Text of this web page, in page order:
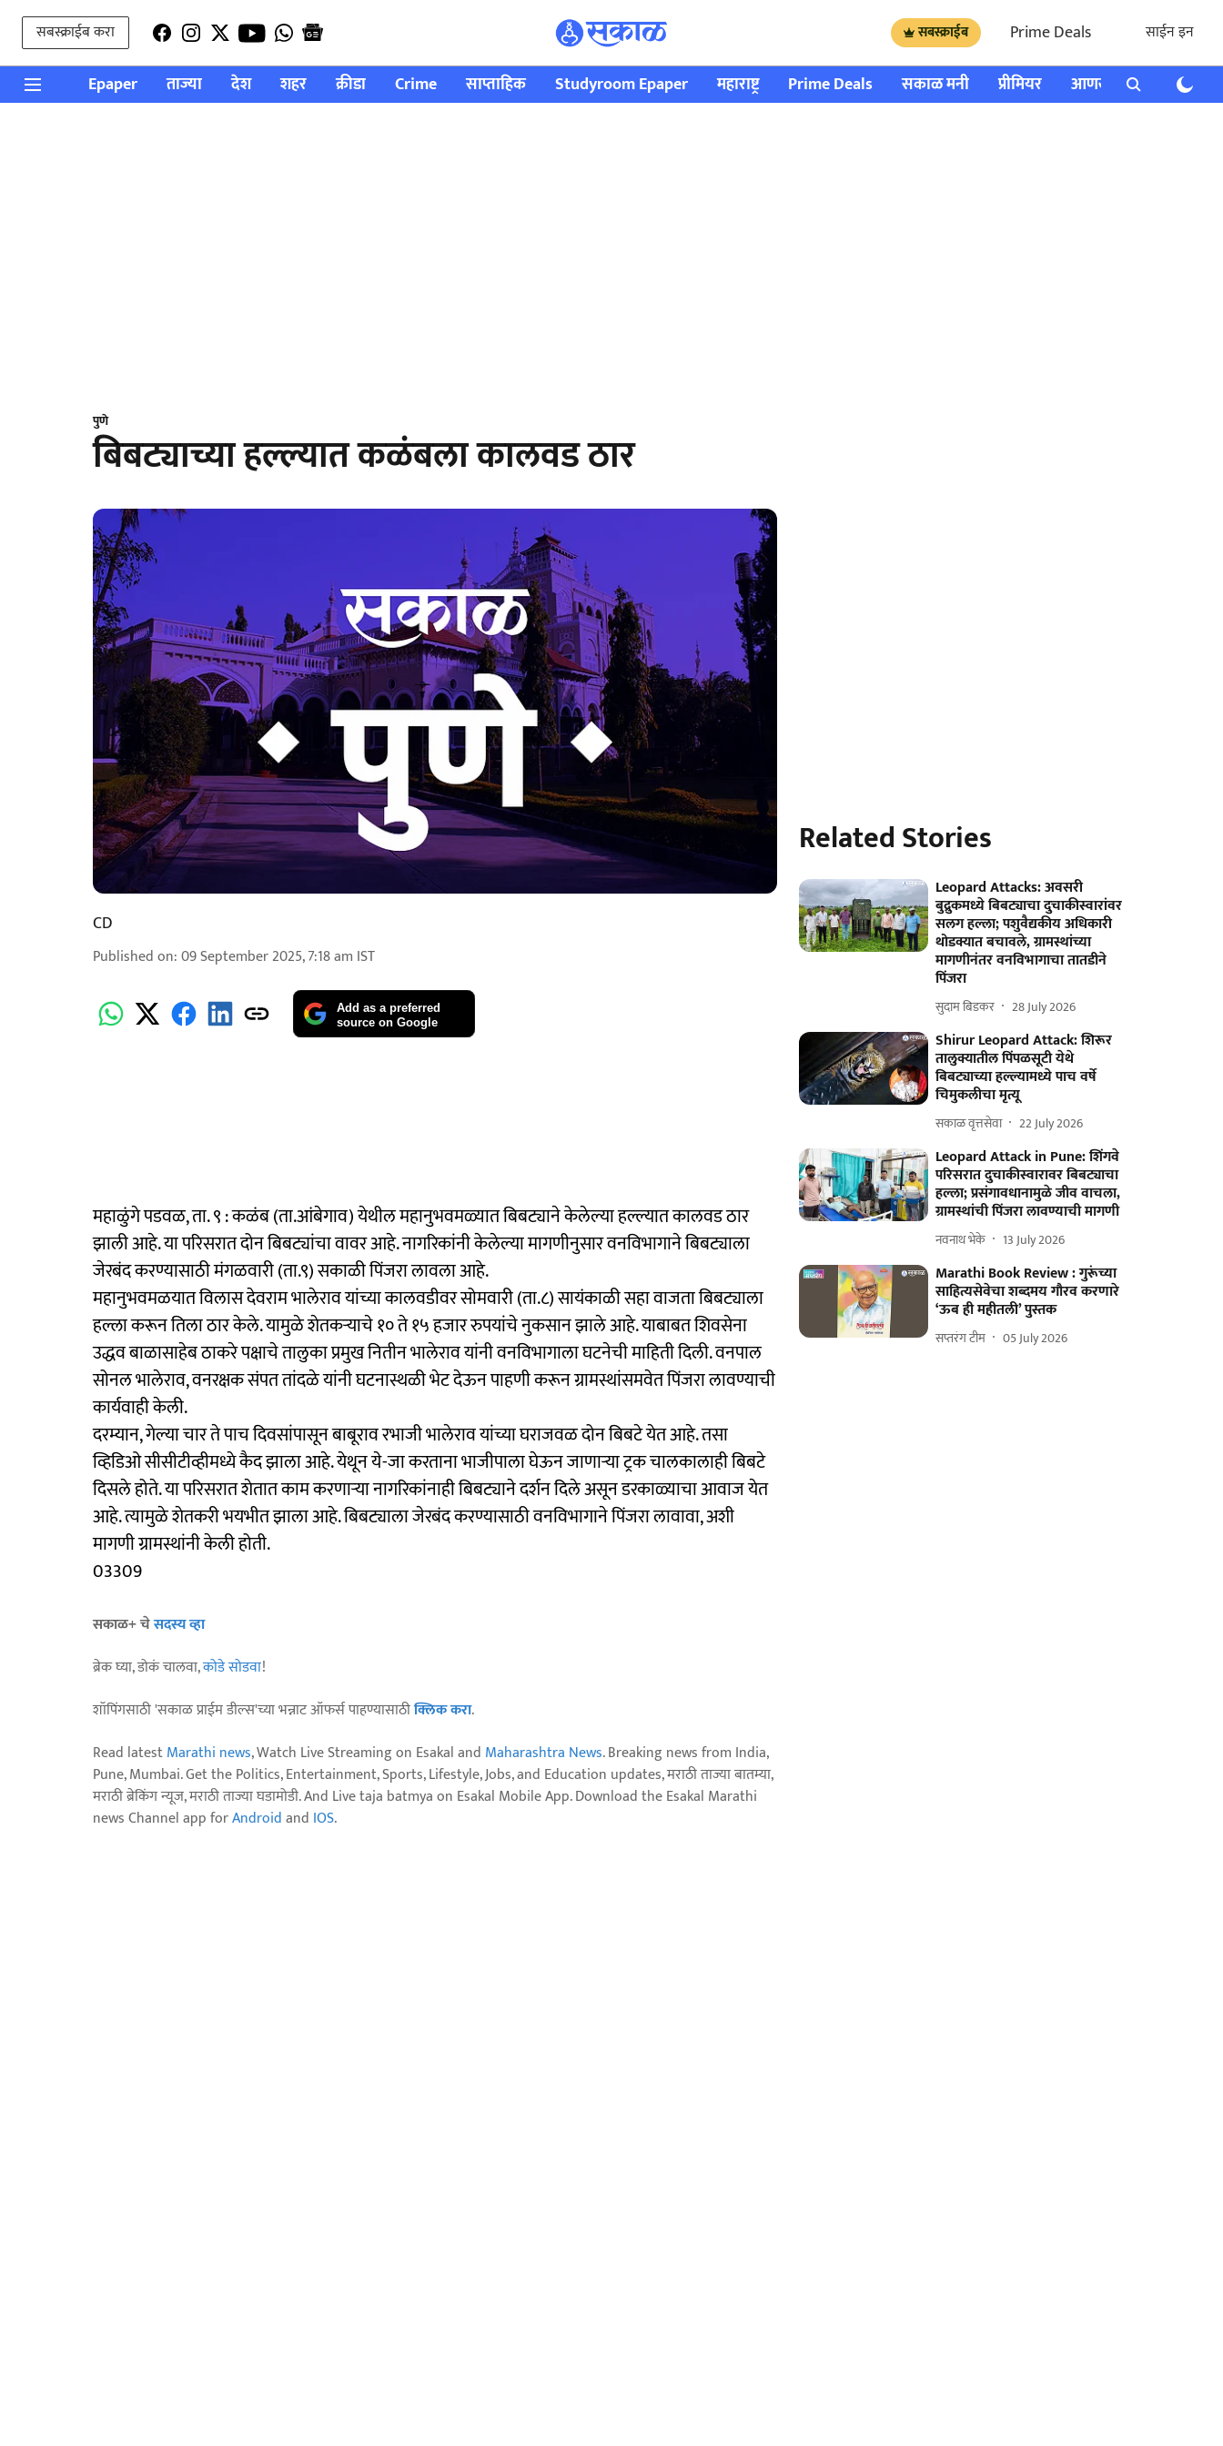
सबस्क्राईब करा सबस्क्राईब Prime Deals साईन इन
Epaper ताज्या देश शहर क्रीडा Crime साप्ताहिक Studyroom Epaper महाराष्ट्र Prime Deals सकाळ मनी प्रीमियर आणखी राशी भविष्य
पुणे
बिबट्याच्या हल्ल्यात कळंबला कालवड ठार
CD
Published on:09 September 2025, 7:18 am IST
Add as a preferred
source on Google
महाळुंगे पडवळ, ता. ९ : कळंब (ता.आंबेगाव) येथील महानुभवमळ्यात बिबट्याने केलेल्या हल्ल्यात कालवड ठार
झाली आहे. या परिसरात दोन बिबट्यांचा वावर आहे. नागरिकांनी केलेल्या मागणीनुसार वनविभागाने बिबट्याला
जेरबंद करण्यासाठी मंगळवारी (ता.९) सकाळी पिंजरा लावला आहे.
महानुभवमळयात विलास देवराम भालेराव यांच्या कालवडीवर सोमवारी (ता.८) सायंकाळी सहा वाजता बिबट्याला
हल्ला करून तिला ठार केले. यामुळे शेतकऱ्याचे १० ते १५ हजार रुपयांचे नुकसान झाले आहे. याबाबत शिवसेना
उद्धव बाळासाहेब ठाकरे पक्षाचे तालुका प्रमुख नितीन भालेराव यांनी वनविभागाला घटनेची माहिती दिली. वनपाल
सोनल भालेराव, वनरक्षक संपत तांदळे यांनी घटनास्थळी भेट देऊन पाहणी करून ग्रामस्थांसमवेत पिंजरा लावण्याची
कार्यवाही केली.
दरम्यान, गेल्या चार ते पाच दिवसांपासून बाबूराव रभाजी भालेराव यांच्या घराजवळ दोन बिबटे येत आहे. तसा
व्हिडिओ सीसीटीव्हीमध्ये कैद झाला आहे. येथून ये-जा करताना भाजीपाला घेऊन जाणाऱ्या ट्रक चालकालाही बिबटे
दिसले होते. या परिसरात शेतात काम करणाऱ्या नागरिकांनाही बिबट्याने दर्शन दिले असून डरकाळ्याचा आवाज येत
आहे. त्यामुळे शेतकरी भयभीत झाला आहे. बिबट्याला जेरबंद करण्यासाठी वनविभागाने पिंजरा लावावा, अशी
मागणी ग्रामस्थांनी केली होती.
03309
सकाळ+ चेसदस्य व्हा
ब्रेक घ्या, डोकं चालवा,कोडे सोडवा!
शॉपिंगसाठी 'सकाळ प्राईम डील्स'च्या भन्नाट ऑफर्स पाहण्यासाठीक्लिक करा.
Read latestMarathi news, Watch Live Streaming on Esakal and Maharashtra News. Breaking news from India,
Pune, Mumbai. Get the Politics, Entertainment, Sports, Lifestyle, Jobs, and Education updates, मराठी ताज्या बातम्या,
मराठी ब्रेकिंग न्यूज, मराठी ताज्या घडामोडी. And Live taja batmya on Esakal Mobile App. Download the Esakal Marathi
news Channel app forAndroidand IOS.
Related Stories
Leopard Attacks: अवसरी
बुद्रुकमध्ये बिबट्याचा दुचाकीस्वारांवर
सलग हल्ला; पशुवैद्यकीय अधिकारी
थोडक्यात बचावले, ग्रामस्थांच्या
मागणीनंतर वनविभागाचा तातडीने
पिंजरा
सुदाम बिडकर 28 July 2026
Shirur Leopard Attack: शिरूर
तालुक्यातील पिंपळसूटी येथे
बिबट्याच्या हल्ल्यामध्ये पाच वर्षे
चिमुकलीचा मृत्यू
सकाळ वृत्तसेवा 22 July 2026
Leopard Attack in Pune: शिंगवे
परिसरात दुचाकीस्वारावर बिबट्याचा
हल्ला; प्रसंगावधानामुळे जीव वाचला,
ग्रामस्थांची पिंजरा लावण्याची मागणी
नवनाथ भेके 13 July 2026
Marathi Book Review : गुरूंच्या
साहित्यसेवेचा शब्दमय गौरव करणारे
‘ऊब ही महीतली’ पुस्तक
सप्तरंग टीम 05 July 2026